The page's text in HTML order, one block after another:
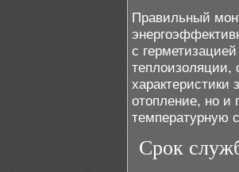
Правильный
с
теплоизоляции,
характеристики
отопление, но и
температурную
Срок